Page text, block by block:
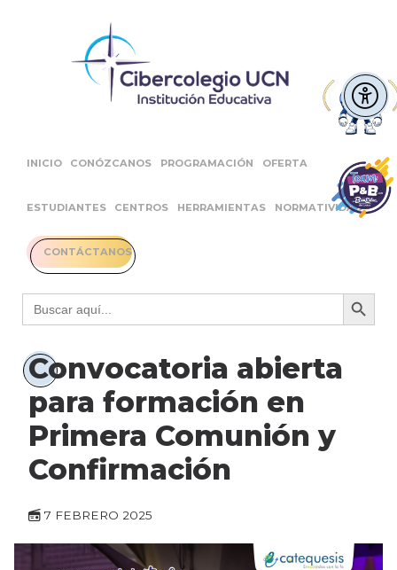
INICIO CONÓZCANOS PROGRAMACIÓN OFERTA
ESTUDIANTES CENTROS HERRAMIENTAS NORMATIVIDAD
CONTÁCTANOS
Buscar: Botón
Convocatoria abierta
para formación en
Primera Comunión y
Confirmación
7 FEBRERO 2025